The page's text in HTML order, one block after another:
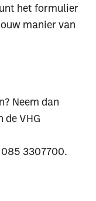
het formulier
manier van
Neem dan
de VHG
3307700.